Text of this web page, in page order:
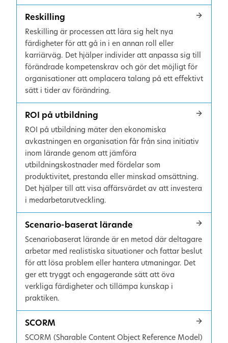
Reskilling
Reskilling är processen att lära sig helt nya
färdigheter för att gå in i en annan roll eller
karriärväg. Det hjälper individer att anpassa sig till
förändrade kompetenskrav och gör det möjligt för
organisationer att omplacera talang på ett effektivt
sätt i tider av förändring.
ROI på utbildning
ROI på utbildning mäter den ekonomiska
avkastningen en organisation får från sina initiativ
inom lärande genom att jämföra
utbildningskostnader med fördelar som
produktivitet, prestanda eller minskad omsättning.
Det hjälper till att visa affärsvärdet av att investera
i medarbetarutveckling.
Scenario-baserat lärande
Scenariobaserat lärande är en metod där deltagare
arbetar med realistiska situationer och fattar beslut
för att lösa problem eller hantera utmaningar. Det
ger ett tryggt och engagerande sätt att öva
verkliga färdigheter och tillämpa kunskap i
praktiken.
SCORM
SCORM (Sharable Content Object Reference Model)